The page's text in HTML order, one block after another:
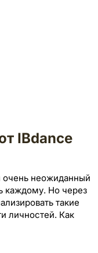
IBdance
очень неожиданный
каждому. Но через
такие
личностей. Как